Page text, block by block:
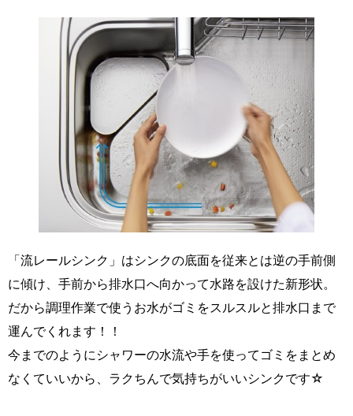
「流レールシンク」はシンクの底面を従来とは逆の手前側
に傾け、手前から排水口へ向かって水路を設けた新形状。
だから調理作業で使うお水がゴミをスルスルと排水口まで
運んでくれます！！
今までのようにシャワーの水流や手を使ってゴミをまとめ
なくていいから、ラクちんで気持ちがいいシンクです☆